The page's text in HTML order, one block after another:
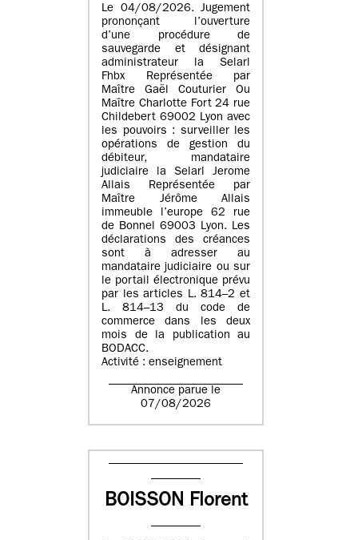
Le 04/08/2026. Jugement
prononçant l’ouverture
d’une procédure de
sauvegarde et désignant
administrateur la Selarl
Fhbx Représentée par
Maître Gaël Couturier Ou
Maître Charlotte Fort 24 rue
Childebert 69002 Lyon avec
les pouvoirs : surveiller les
opérations de gestion du
débiteur, mandataire
judiciaire la Selarl Jerome
Allais Représentée par
Maître Jérôme Allais
immeuble l’europe 62 rue
de Bonnel 69003 Lyon. Les
déclarations des créances
sont à adresser au
mandataire judiciaire ou sur
le portail électronique prévu
par les articles L. 814–2 et
L. 814–13 du code de
commerce dans les deux
mois de la publication au
BODACC.
Activité : enseignement
Annonce parue le
07/08/2026
BOISSON Florent